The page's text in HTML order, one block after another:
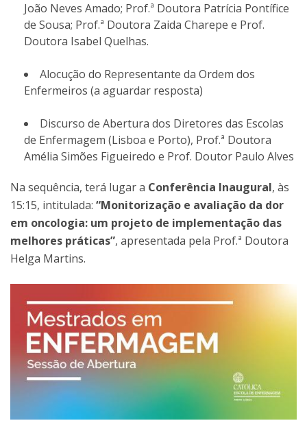
João Neves Amado; Prof.ª Doutora Patrícia Pontífice
de Sousa; Prof.ª Doutora Zaida Charepe e Prof.
Doutora Isabel Quelhas.
Alocução do Representante da Ordem dos
Enfermeiros (a aguardar resposta)
Discurso de Abertura dos Diretores das Escolas
de Enfermagem (Lisboa e Porto), Prof.ª Doutora
Amélia Simões Figueiredo e Prof. Doutor Paulo Alves
Na sequência, terá lugar a Conferência Inaugural, às
15:15, intitulada: “Monitorização e avaliação da dor
em oncologia: um projeto de implementação das
melhores práticas”, apresentada pela Prof.ª Doutora
Helga Martins.